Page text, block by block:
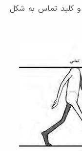
کلید تماس به شکل